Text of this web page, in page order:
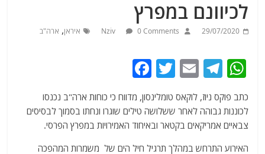
לכיוונם במפרץ
29/07/2020
Nziv 0 Comments איראן, ארה"ב
W
at
s
A
T
el
e
g
ra
E
ai
l
T
itt
er
c
e
b
כתב פוקס ניוז, לוקאס טומלינסון, מדווח כי כוחות ארה"ב נכנסו
לכוננות גבוהה לאחר ששלושה טילים שוגרו ונחתו בסמוך לבסיסים
צבאיים אמריקאים בקטאר ובאיחוד האמירויות במפרץ הפרסי.
האירוע התרחש במהלך תרגיל חיל הים של משמרות המהפכה